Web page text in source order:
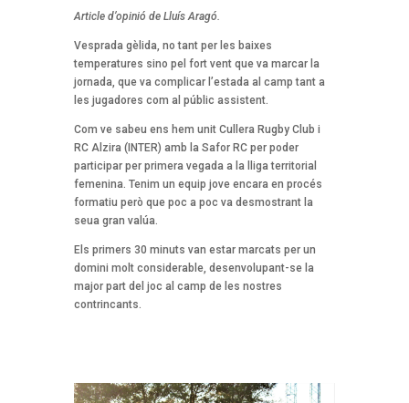
Article d’opinió de Lluís Aragó.
Vesprada gèlida, no tant per les baixes
temperatures sino pel fort vent que va marcar la
jornada, que va complicar l’estada al camp tant a
les jugadores com al públic assistent.
Com ve sabeu ens hem unit Cullera Rugby Club i
RC Alzira (INTER) amb la Safor RC per poder
participar per primera vegada a la lliga territorial
femenina. Tenim un equip jove encara en procés
formatiu però que poc a poc va desmostrant la
seua gran valúa.
Els primers 30 minuts van estar marcats per un
domini molt considerable, desenvolupant-se la
major part del joc al camp de les nostres
contrincants.